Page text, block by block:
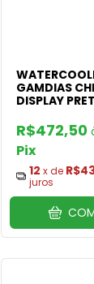
GAMDIAS
DISPLAY
R$472,50
Pix
12 x de
juros